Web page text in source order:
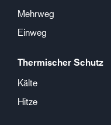
Mehrweg
Einweg
Thermischer Schutz
Kälte
Hitze